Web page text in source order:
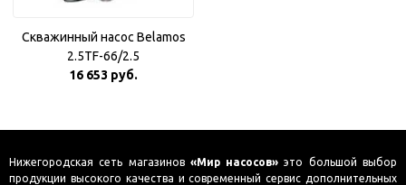
Скважинный насос Belamos
2.5TF-66/2.5
16 653 руб.
Нижегородская сеть магазинов «Мир насосов» это большой выбор
продукции высокого качества и современный сервис дополнительных